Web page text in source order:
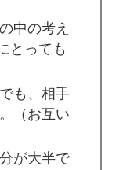
中の考え
とっても
も、相手
（お互い
が大半で